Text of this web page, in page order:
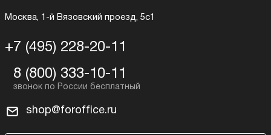
Москва, 1-й Вязовский проезд, 5с1
+7 (495) 228-20-11
8 (800) 333-10-11
shop@foroffice.ru